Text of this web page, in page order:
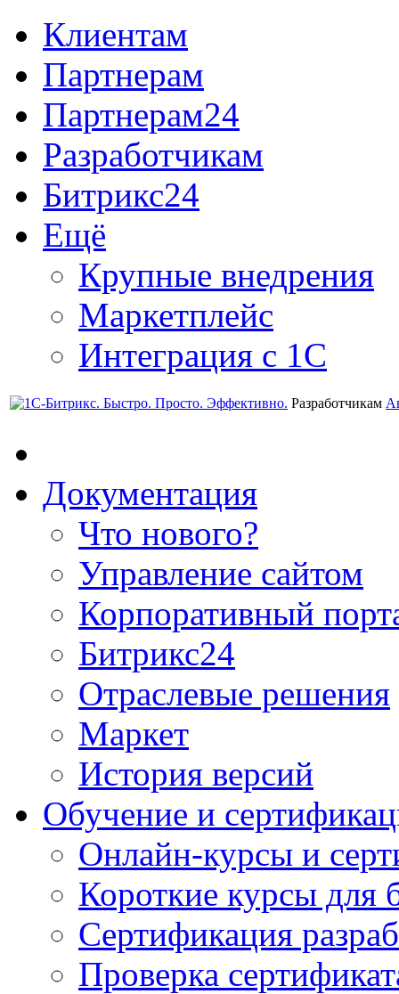
Клиентам
Партнерам
Партнерам24
Разработчикам
Битрикс24
Ещё
Крупные внедрения
Маркетплейс
Интеграция с 1С
Разработчикам
Документация
Что нового?
Управление сайтом
Корпоративный
Битрикс24
Отраслевые решения
Маркет
История версий
Обучение и
Онлайн-курсы и
Короткие курсы для
Сертификация
Проверка